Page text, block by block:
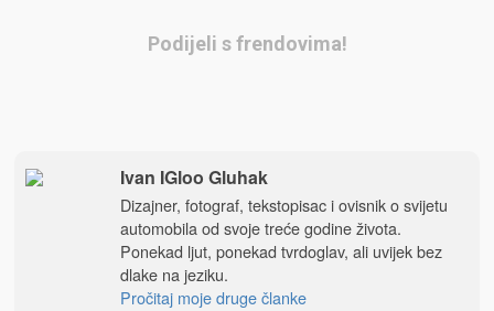
Podijeli s frendovima!
Ivan IGloo Gluhak
Dizajner, fotograf, tekstopisac i ovisnik o svijetu
automobila od svoje treće godine života.
Ponekad ljut, ponekad tvrdoglav, ali uvijek bez
dlake na jeziku.
Pročitaj moje druge članke